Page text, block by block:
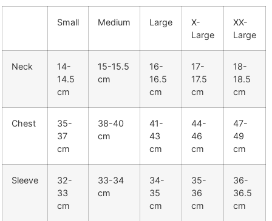
Small Medium Large
X-
Large
XX-
Large
Neck
14-
14.5
cm
15-15.5
cm
16-
16.5
cm
17-
17.5
cm
18-
18.5
cm
Chest
35-
37
cm
38-40
cm
41-
43
cm
44-
46
cm
47-
49
cm
Sleeve
32-
33
cm
33-34
cm
34-
35
cm
35-
36
cm
36-
36.5
cm